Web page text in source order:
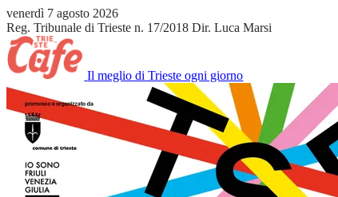
venerdì 7 agosto 2026
Reg. Tribunale di Trieste n. 17/2018 Dir. Luca Marsi
Il meglio di Trieste ogni giorno